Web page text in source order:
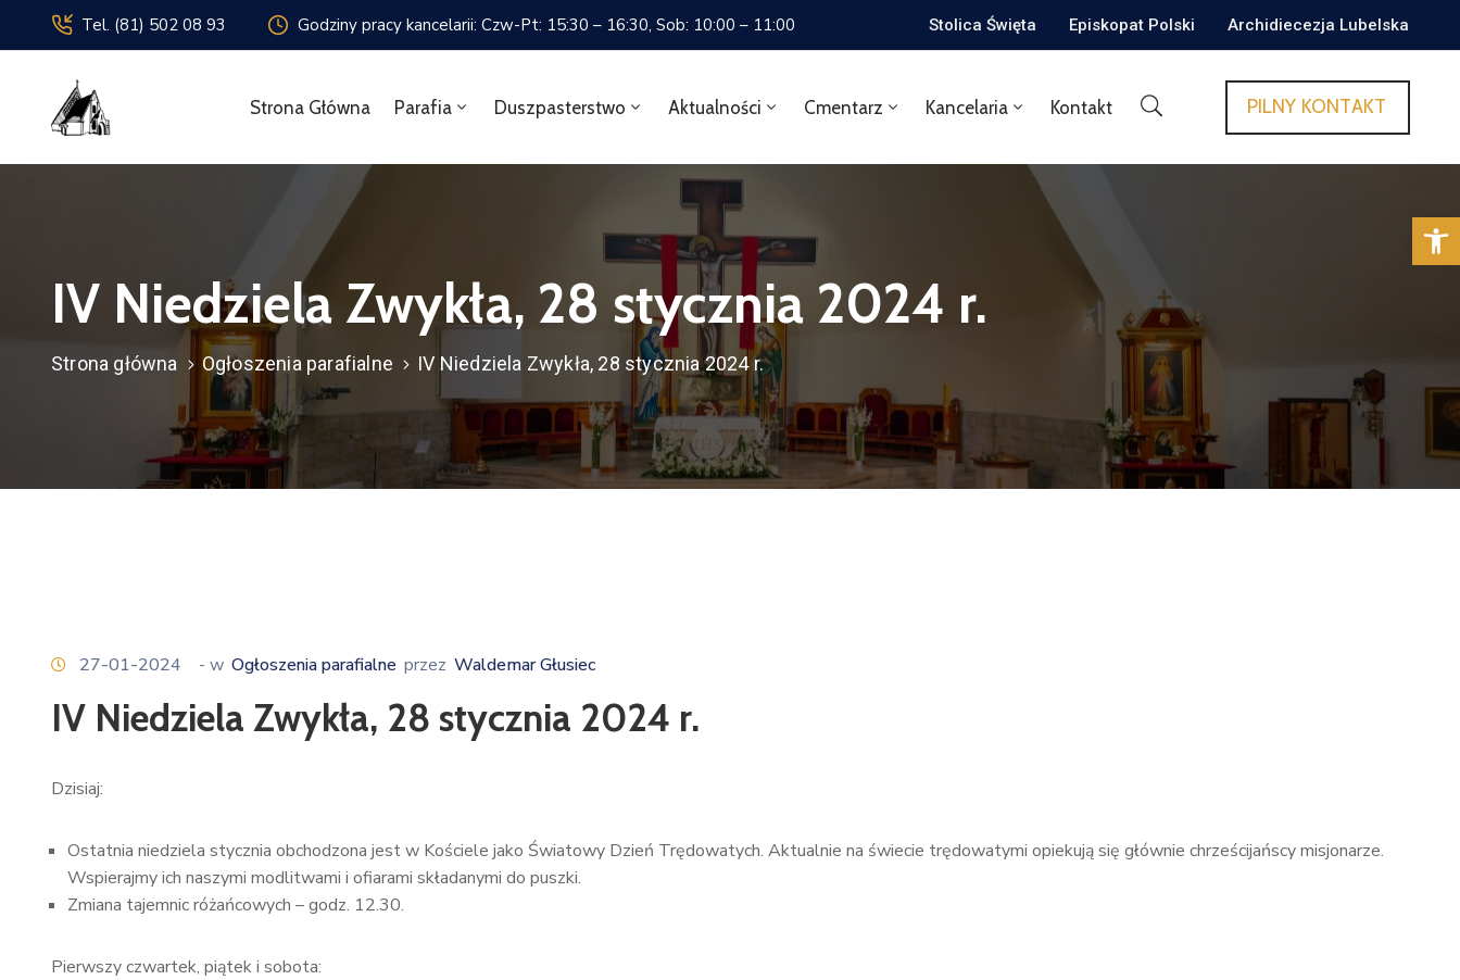
Tel. (81) 502 08 93 Godziny pracy kancelarii: Czw-Pt: 15:30 – 16:30, Sob: 10:00 – 11:00 Stolica Święta Episkopat Polski Archidiecezja Lubelska
Strona Główna Parafia Duszpasterstwo Aktualności Cmentarz Kancelaria Kontakt PILNY KONTAKT
IV Niedziela Zwykła, 28 stycznia 2024 r.
Strona główna Ogłoszenia parafialne IV Niedziela Zwykła, 28 stycznia 2024 r.
27-01-2024 - w Ogłoszenia parafialne przez Waldemar Głusiec
IV Niedziela Zwykła, 28 stycznia 2024 r.
Dzisiaj:
Ostatnia niedziela stycznia obchodzona jest w Kościele jako Światowy Dzień Trędowatych. Aktualnie na świecie trędowatymi opiekują się głównie chrześcijańscy misjonarze.
Wspierajmy ich naszymi modlitwami i ofiarami składanymi do puszki.
Zmiana tajemnic różańcowych – godz. 12.30.
Pierwszy czwartek, piątek i sobota: